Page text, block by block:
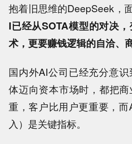
抱着旧思维的DeepSeek，
I已经从SOTA模型的对决
术，更要赚钱逻辑的自洽、
国内外AI公司已经充分意
体迈向资本市场时，都把
重，客户比用户更重要，
入）是关键指标。